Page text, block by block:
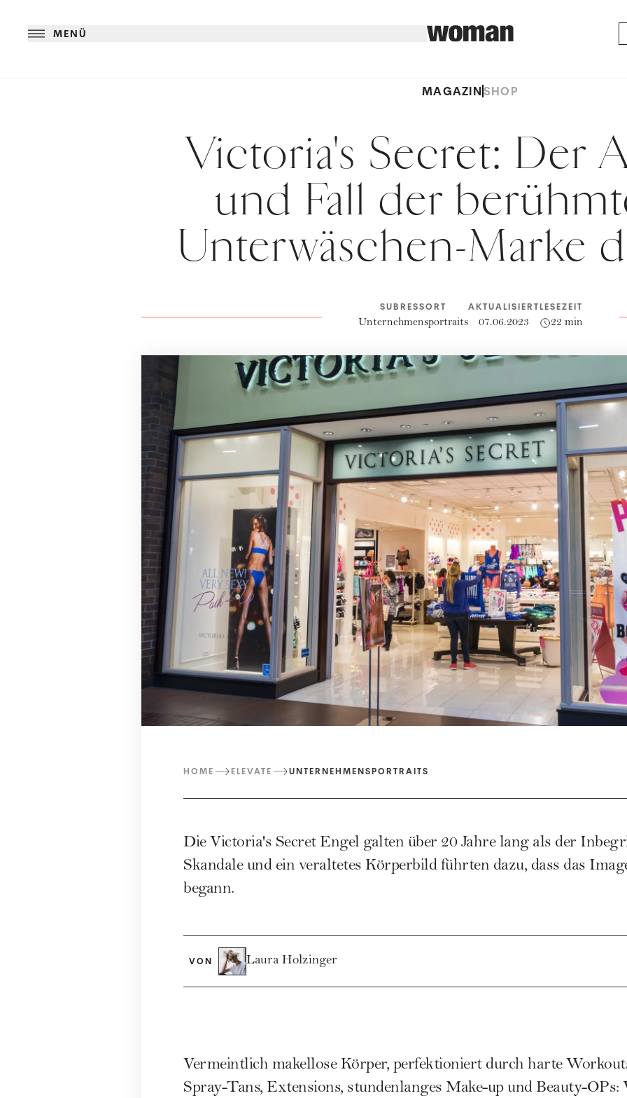
MENÜ
MAGAZINSHOP
Victoria's Secret: Der
und Fall der
Unterwäschen-Marke
SUBRESSORT
Unternehmensportraits
AKTUALISIERT
07.06.2023
LESEZEIT
22 min
HOME ELEVATE UNTERNEHMENSPORTRAITS
Die Victoria's Secret Engel galten über 20 Jahre lang als der
Skandale und ein veraltetes Körperbild führten dazu, dass das
begann.
VON Laura Holzinger
Vermeintlich makellose Körper, perfektioniert durch harte
Spray-Tans, Extensions, stundenlanges Make-upund Beauty-OPs: